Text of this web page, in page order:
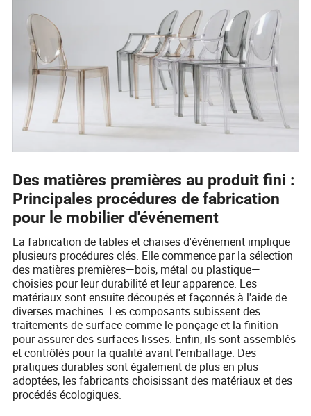
Des matières premières au produit fini :
Principales procédures de fabrication
pour le mobilier d'événement
La fabrication de tables et chaises d'événement implique
plusieurs procédures clés. Elle commence par la sélection
des matières premières—bois, métal ou plastique—
choisies pour leur durabilité et leur apparence. Les
matériaux sont ensuite découpés et façonnés à l'aide de
diverses machines. Les composants subissent des
traitements de surface comme le ponçage et la finition
pour assurer des surfaces lisses. Enfin, ils sont assemblés
et contrôlés pour la qualité avant l'emballage. Des
pratiques durables sont également de plus en plus
adoptées, les fabricants choisissant des matériaux et des
procédés écologiques.